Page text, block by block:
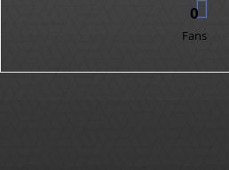
0
Fans